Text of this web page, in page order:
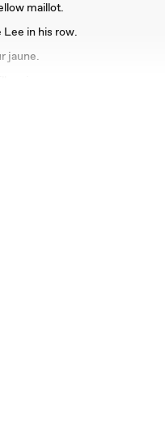
maillot.
Lee in his row.
jaune.